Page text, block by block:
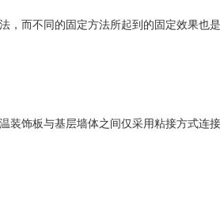
，而不同的固定方法所起到的固定效果也
饰板与基层墙体之间仅采用粘接方式连